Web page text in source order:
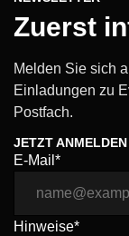
Zuerst
Melden Sie sich
Einladungen zu
Postfach.
JETZT ANMELDEN
E-Mail*
Hinweise*